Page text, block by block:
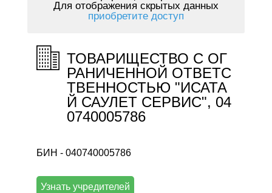
Для отображения скрытых данных
приобретите доступ
ТОВАРИЩЕСТВО С ОГ
РАНИЧЕННОЙ ОТВЕТС
ТВЕННОСТЬЮ "ИСАТА
Й САУЛЕТ СЕРВИС", 04
0740005786
БИН - 040740005786
Узнать учредителей